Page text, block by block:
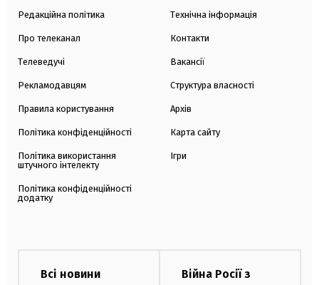
Редакційна політика
Про телеканал
Телеведучі
Рекламодавцям
Правила користування
Політика конфіденційності
Політика використання
штучного інтелекту
Політика конфіденційності
додатку
Технічна інформація
Контакти
Вакансії
Структура власності
Архів
Карта сайту
Ігри
Всі новини
Війна Росії з